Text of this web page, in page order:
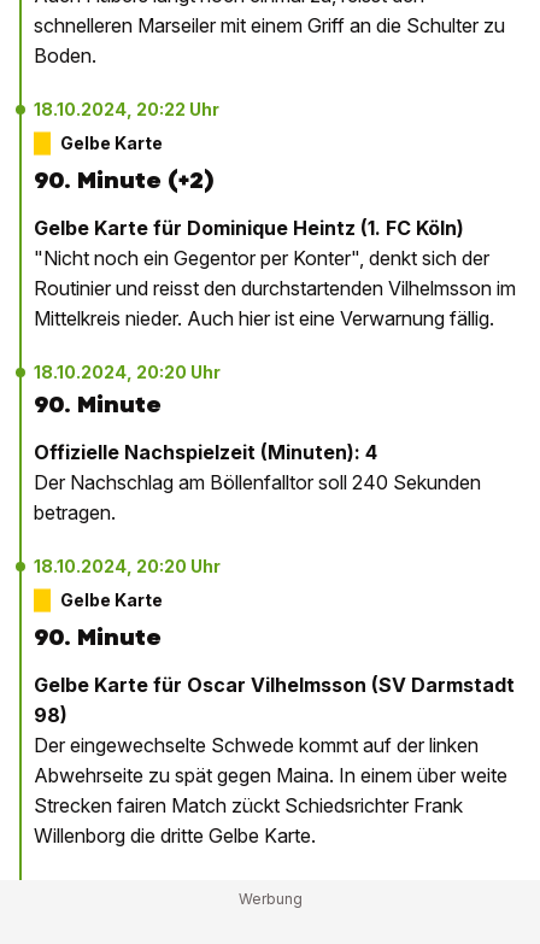
schnelleren Marseiler mit einem Griff an die Schulter zu
Boden.
18.10.2024, 20:22 Uhr
Gelbe Karte
90. Minute (+2)
Gelbe Karte für Dominique Heintz (1. FC Köln)
"Nicht noch ein Gegentor per Konter", denkt sich der
Routinier und reisst den durchstartenden Vilhelmsson im
Mittelkreis nieder. Auch hier ist eine Verwarnung fällig.
18.10.2024, 20:20 Uhr
90. Minute
Offizielle Nachspielzeit (Minuten): 4
Der Nachschlag am Böllenfalltor soll 240 Sekunden
betragen.
18.10.2024, 20:20 Uhr
Gelbe Karte
90. Minute
Gelbe Karte für Oscar Vilhelmsson (SV Darmstadt
98)
Der eingewechselte Schwede kommt auf der linken
Abwehrseite zu spät gegen Maina. In einem über weite
Strecken fairen Match zückt Schiedsrichter Frank
Willenborg die dritte Gelbe Karte.